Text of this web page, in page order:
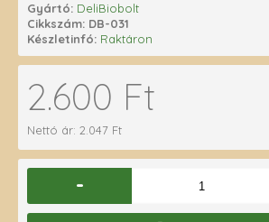
Gyártó: DeliBiobolt
Cikkszám: DB-031
Készletinfó: Raktáron
2.600 Ft
Nettó ár: 2.047 Ft
-